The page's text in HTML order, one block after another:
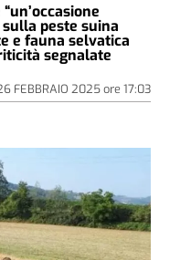
peste suina
e fauna selvatica
segnalate
FEBBRAIO 2025ore 17:03